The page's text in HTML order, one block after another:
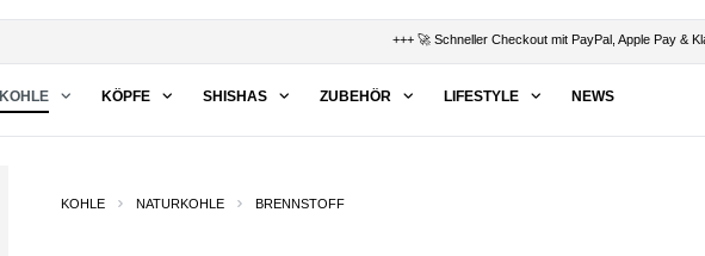
+++ 🚀 Schneller Checkout mit PayPal, Apple Pay &
KOHLE KÖPFE SHISHAS ZUBEHÖR LIFESTYLE NEWS
KOHLE NATURKOHLE BRENNSTOFF